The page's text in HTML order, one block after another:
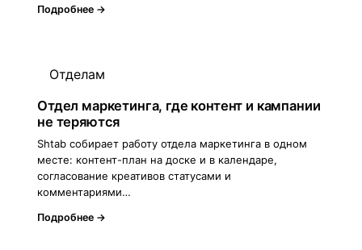
Подробнее →
Отделам
Отдел маркетинга, где контент и кампании
не теряются
Shtab собирает работу отдела маркетинга в одном
месте: контент-план на доске и в календаре,
согласование креативов статусами и
комментариями…
Подробнее →